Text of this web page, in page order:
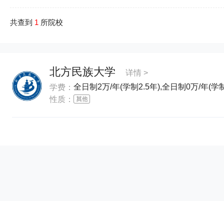
共查到 1 所院校
北方民族大学
详情 >
学费： 全日制2万/年(学制2.5年),全日制0万/年(学
性质：